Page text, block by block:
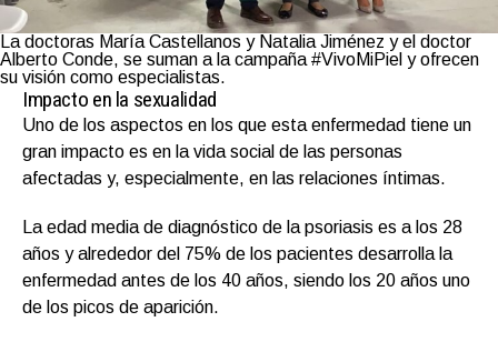
La doctoras María Castellanos y Natalia Jiménez y el doctor
Alberto Conde, se suman a la campaña #VivoMiPiel y ofrecen
su visión como especialistas.
Impacto en la sexualidad
Uno de los aspectos en los que esta enfermedad tiene un
gran impacto es en la vida social de las personas
afectadas y, especialmente, en las relaciones íntimas.
La edad media de diagnóstico de la psoriasis es a los 28
años y alrededor del 75% de los pacientes desarrolla la
enfermedad antes de los 40 años, siendo los 20 años uno
de los picos de aparición.